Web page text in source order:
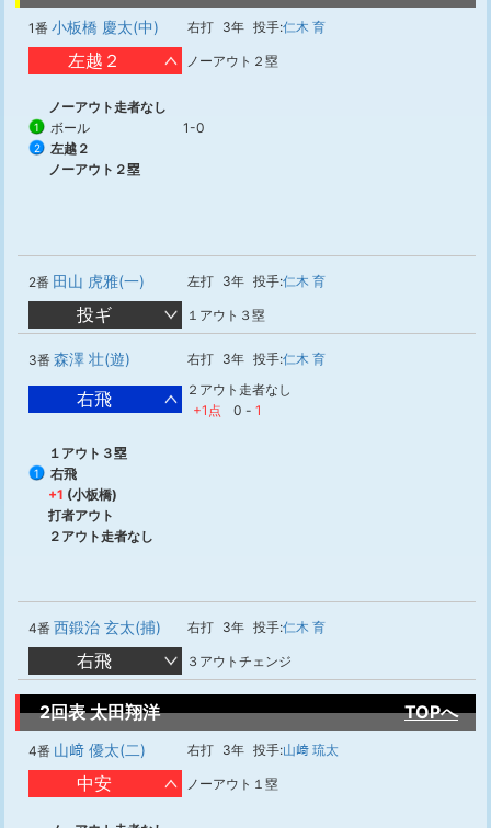
1番 小板橋 慶太(中) 右打 3年 投手:仁木 育
左越２ ノーアウト２塁
ノーアウト走者なし
1 ボール 1-0
2
左越２
ノーアウト２塁
2番 田山 虎雅(一) 左打 3年 投手:仁木 育
投ギ １アウト３塁
3番 森澤 壮(遊) 右打 3年 投手:仁木 育
右飛
２アウト走者なし
+1点
0 - 1
１アウト３塁
1
右飛
+1 (小板橋)
打者アウト
２アウト走者なし
4番 西鍛治 玄太(捕) 右打 3年 投手:仁木 育
右飛 ３アウトチェンジ
2回表 太田翔洋 TOPへ
4番 山﨑 優太(二) 右打 3年 投手:山﨑 琉太
中安 ノーアウト１塁